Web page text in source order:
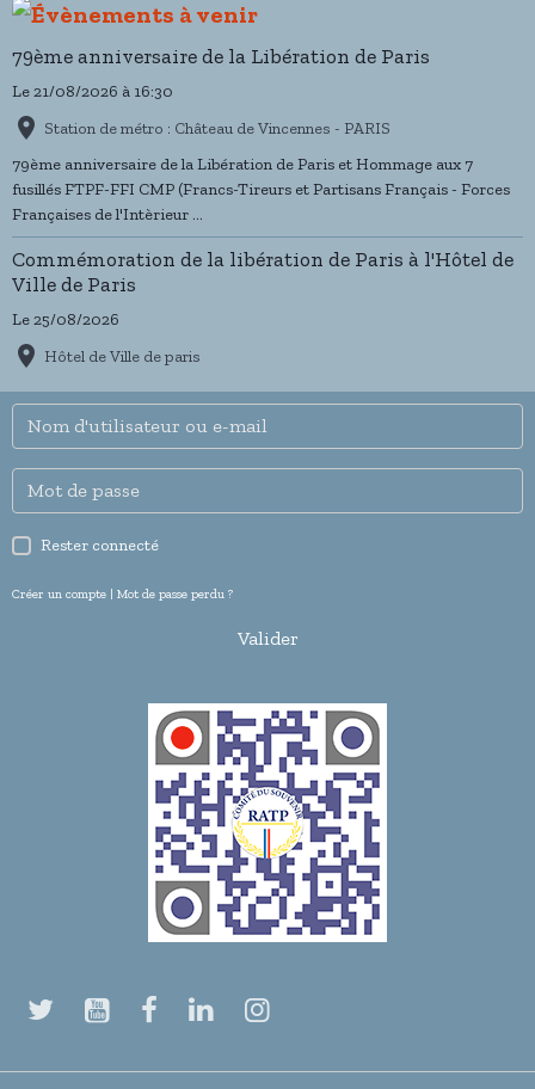
79ème anniversaire de la Libération de Paris
Le 21/08/2026 à 16:30
Station de métro : Château de Vincennes - PARIS
79ème anniversaire de la Libération de Paris et Hommage aux 7
fusillés FTPF-FFI CMP (Francs-Tireurs et Partisans Français - Forces
Françaises de l'Intèrieur ...
Commémoration de la libération de Paris à l'Hôtel de
Ville de Paris
Le 25/08/2026
Hôtel de Ville de paris
Rester connecté
Créer un compte | Mot de passe perdu ?
Valider